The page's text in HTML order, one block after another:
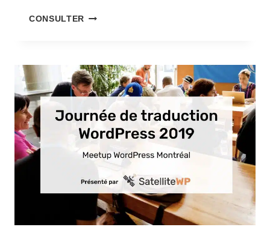
CONSULTER “I
IN
A
SPREADSHEET”
NO
ONE
EVER